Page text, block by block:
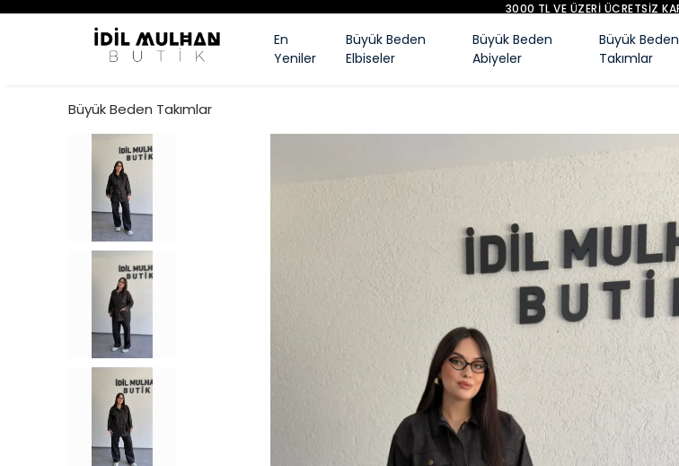
YENI SEZON ÜRÜNLER
En
Yeniler
Büyük Beden
Elbiseler
Büyük Beden
Abiyeler
Büyük Beden
Takımlar
Büyük Beden Takımlar